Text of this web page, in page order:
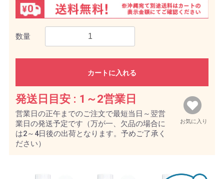
数量
カートに入れる
お気に入り
発送日目安 : 1～2営業日
営業日の正午までのご注文で最短当日～翌営
業日の発送予定です（万が一、欠品の場合に
は2～4日後の出荷となります。予めご了承く
ださい）